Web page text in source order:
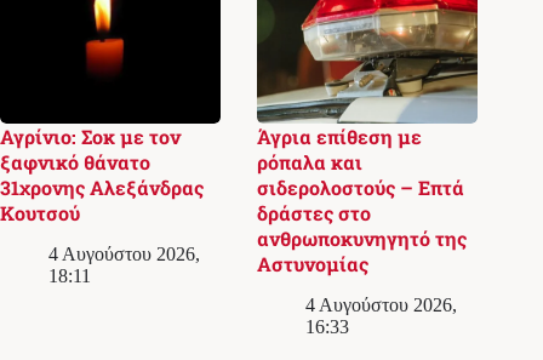
Αγρίνιο: Σοκ με τον
ξαφνικό θάνατο
31χρονης Αλεξάνδρας
Κουτσού
4 Αυγούστου 2026,
18:11
Άγρια επίθεση με
ρόπαλα και
σιδερολοστούς – Επτά
δράστες στο
ανθρωποκυνηγητό της
Αστυνομίας
4 Αυγούστου 2026,
16:33